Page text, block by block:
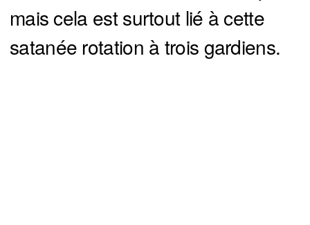
mais cela est surtout lié à cette
satanée rotation à trois gardiens.